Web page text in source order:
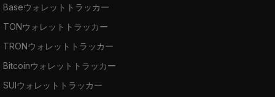
Baseウォレットトラッカー
TONウォレットトラッカー
TRONウォレットトラッカー
Bitcoinウォレットトラッカー
SUIウォレットトラッカー